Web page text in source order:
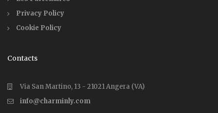
Privacy Policy
Cookie Policy
Contacts
Via San Martino, 13 - 21021 Angera (VA)
info@charminly.com